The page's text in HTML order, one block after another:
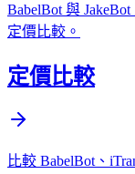
BabelBot 與
定價比較。
定價比較
比較 BabelBot、